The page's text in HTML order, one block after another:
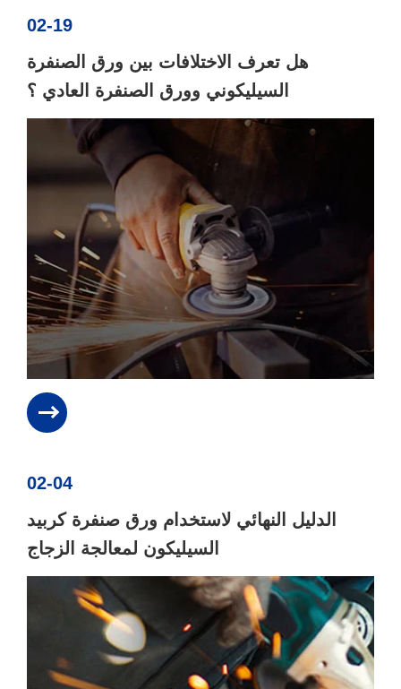
02-19
هل تعرف الاختلافات بين ورق الصنفرة
السيليكوني وورق الصنفرة العادي ؟
02-04
الدليل النهائي لاستخدام ورق صنفرة كربيد
السيليكون لمعالجة الزجاج